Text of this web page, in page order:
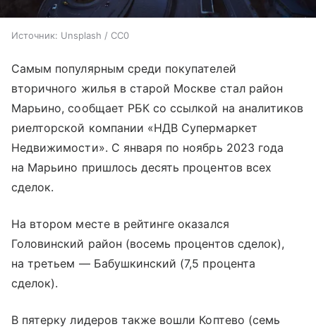
Источник: Unsplash / CC0
Самым популярным среди покупателей
вторичного жилья в старой Москве стал район
Марьино, сообщает РБК со ссылкой на аналитиков
риелторской компании «НДВ Супермаркет
Недвижимости». С января по ноябрь 2023 года
на Марьино пришлось десять процентов всех
сделок.
На втором месте в рейтинге оказался
Головинский район (восемь процентов сделок),
на третьем — Бабушкинский (7,5 процента
сделок).
В пятерку лидеров также вошли Коптево (семь